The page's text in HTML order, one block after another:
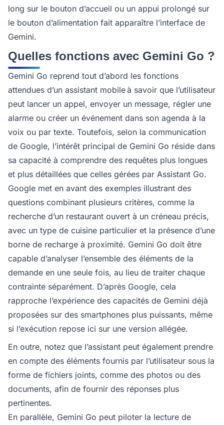
long sur le bouton d’accueil ou un appui prolongé sur
le bouton d’alimentation fait apparaître l’interface de
Gemini.
Quelles fonctions avec Gemini Go ?
Gemini Go reprend tout d’abord les fonctions
attendues d’un assistant mobile à savoir que l’utilisateur
peut lancer un appel, envoyer un message, régler une
alarme ou créer un événement dans son agenda à la
voix ou par texte. Toutefois, selon la communication
de Google, l’intérêt principal de Gemini Go réside dans
sa capacité à comprendre des requêtes plus longues
et plus détaillées que celles gérées par Assistant Go.
Google met en avant des exemples illustrant des
questions combinant plusieurs critères, comme la
recherche d’un restaurant ouvert à un créneau précis,
avec un type de cuisine particulier et la présence d’une
borne de recharge à proximité. Gemini Go doit être
capable d’analyser l’ensemble des éléments de la
demande en une seule fois, au lieu de traiter chaque
contrainte séparément. D’après Google, cela
rapproche l’expérience des capacités de Gemini déjà
proposées sur des smartphones plus puissants, même
si l’exécution repose ici sur une version allégée.
En outre, notez que l’assistant peut également prendre
en compte des éléments fournis par l’utilisateur sous la
forme de fichiers joints, comme des photos ou des
documents, afin de fournir des réponses plus
pertinentes.
En parallèle, Gemini Go peut piloter la lecture de